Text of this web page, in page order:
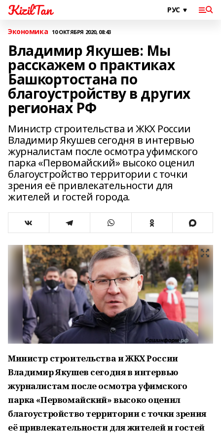
KizilTan
Экономика 10 ОКТЯБРЯ 2020, 08:43
Владимир Якушев: Мы
расскажем о практиках
Башкортостана по
благоустройству в других
регионах РФ
Министр строительства и ЖКХ России
Владимир Якушев сегодня в интервью
журналистам после осмотра уфимского
парка «Первомайский» высоко оценил
благоустройство территории с точки
зрения её привлекательности для
жителей и гостей города.
Министр строительства и ЖКХ России
Владимир Якушев сегодня в интервью
журналистам после осмотра уфимского
парка «Первомайский» высоко оценил
благоустройство территории с точки зрения
её привлекательности для жителей и гостей